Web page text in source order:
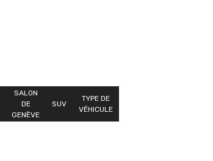
SALON
DE
GENÈVE
SUV
TYPE DE
VÉHICULE